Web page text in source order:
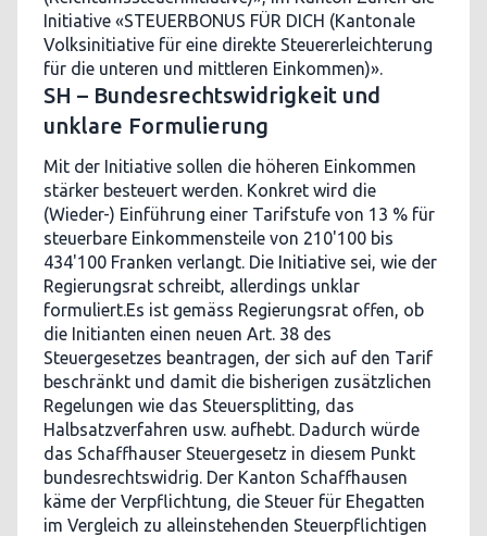
Initiative «STEUERBONUS FÜR DICH (Kantonale
Volksinitiative für eine direkte Steuererleichterung
für die unteren und mittleren Einkommen)».
SH – Bundesrechtswidrigkeit und
unklare Formulierung
Mit der Initiative sollen die höheren Einkommen
stärker besteuert werden. Konkret wird die
(Wieder-) Einführung einer Tarifstufe von 13 % für
steuerbare Einkommensteile von 210'100 bis
434'100 Franken verlangt. Die Initiative sei, wie der
Regierungsrat schreibt, allerdings unklar
formuliert.Es ist gemäss Regierungsrat offen, ob
die Initianten einen neuen Art. 38 des
Steuergesetzes beantragen, der sich auf den Tarif
beschränkt und damit die bisherigen zusätzlichen
Regelungen wie das Steuersplitting, das
Halbsatzverfahren usw. aufhebt. Dadurch würde
das Schaffhauser Steuergesetz in diesem Punkt
bundesrechtswidrig. Der Kanton Schaffhausen
käme der Verpflichtung, die Steuer für Ehegatten
im Vergleich zu alleinstehenden Steuerpflichtigen